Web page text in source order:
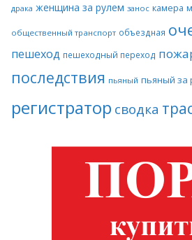
драка женщина за рулем занос камера
общественный транспорт объездная
пешеход пешеходный переход
последствия пьяный пьяный за
регистратор сводка